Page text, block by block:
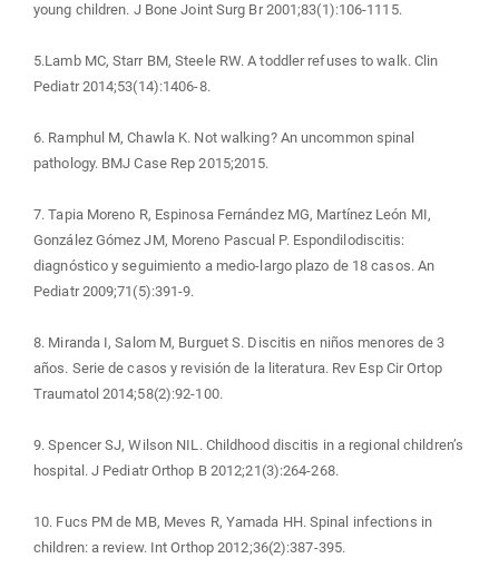
young children. J Bone Joint Surg Br 2001;83(1):106-1115.
5.Lamb MC, Starr BM, Steele RW. A toddler refuses to walk. Clin
Pediatr 2014;53(14):1406-8.
6. Ramphul M, Chawla K. Not walking? An uncommon spinal
pathology. BMJ Case Rep 2015;2015.
7. Tapia Moreno R, Espinosa Fernández MG, Martínez León MI,
González Gómez JM, Moreno Pascual P. Espondilodiscitis:
diagnóstico y seguimiento a medio-largo plazo de 18 casos. An
Pediatr 2009;71(5):391-9.
8. Miranda I, Salom M, Burguet S. Discitis en niños menores de 3
años. Serie de casos y revisión de la literatura. Rev Esp Cir Ortop
Traumatol 2014;58(2):92-100.
9. Spencer SJ, Wilson NIL. Childhood discitis in a regional children’s
hospital. J Pediatr Orthop B 2012;21(3):264-268.
10. Fucs PM de MB, Meves R, Yamada HH. Spinal infections in
children: a review. Int Orthop 2012;36(2):387-395.